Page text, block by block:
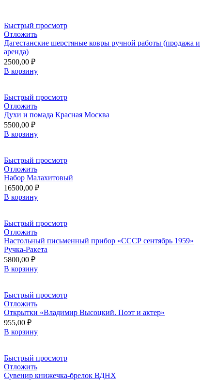
Быстрый просмотр
Отложить
Дагестанские шерстяные ковры ручной работы (продажа и
аренда)
2500,00 ₽
В корзину
Быстрый просмотр
Отложить
Духи и помада Красная Москва
5500,00 ₽
В корзину
Быстрый просмотр
Отложить
Набор Малахитовый
16500,00 ₽
В корзину
Быстрый просмотр
Отложить
Настольный письменный прибор «СССР сентябрь 1959»
Ручка-Ракета
5800,00 ₽
В корзину
Быстрый просмотр
Отложить
Открытки «Владимир Высоцкий. Поэт и актер»
955,00 ₽
В корзину
Быстрый просмотр
Отложить
Сувенир книжечка-брелок ВДНХ